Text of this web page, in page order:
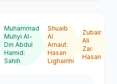
Muhammad
Muhyi Al-
Din Abdul
Hamid:
Sahih
Shuaib
Al
Arnaut:
Hasan
Lighairihi
Zubair
Ali
Zai:
Hasan